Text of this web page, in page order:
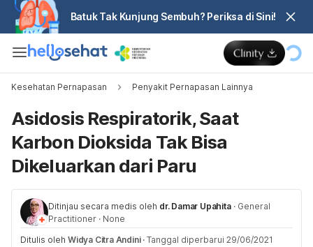
Batuk Tak Kunjung Sembuh? Periksa di Sini!
Kesehatan Pernapasan Penyakit Pernapasan Lainnya
Asidosis Respiratorik, Saat
Karbon Dioksida Tak Bisa
Dikeluarkan dari Paru
Ditinjau secara medis oleh dr. Damar Upahita · General
Practitioner · None
Ditulis oleh Widya Citra Andini · Tanggal diperbarui 29/06/2021